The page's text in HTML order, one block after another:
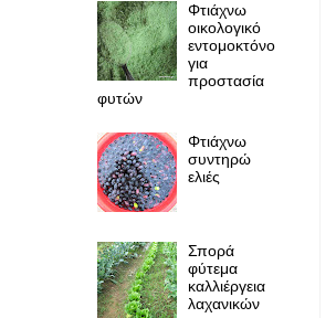
Φτιάχνω
οικολογικό
εντομοκτόνο
για
προστασία
φυτών
Φτιάχνω
συντηρώ
ελιές
Σπορά
φύτεμα
καλλιέργεια
λαχανικών